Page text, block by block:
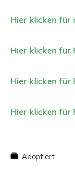
Hier klicken für
Hier klicken für
Hier klicken für
Hier klicken für
Adoptiert